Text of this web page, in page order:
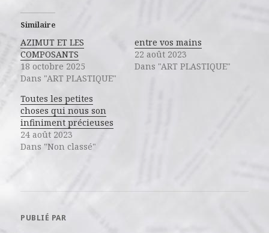
Similaire
AZIMUT ET LES
COMPOSANTS
18 octobre 2025
Dans "ART PLASTIQUE"
entre vos mains
22 août 2023
Dans "ART PLASTIQUE"
Toutes les petites
choses qui nous son
infiniment précieuses
24 août 2023
Dans "Non classé"
PUBLIÉ PAR